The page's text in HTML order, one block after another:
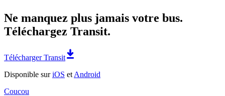
Ne manquez plus jamais votre bus.
Téléchargez Transit.
Télécharger Transit
Disponible suriOS et Android
Coucou